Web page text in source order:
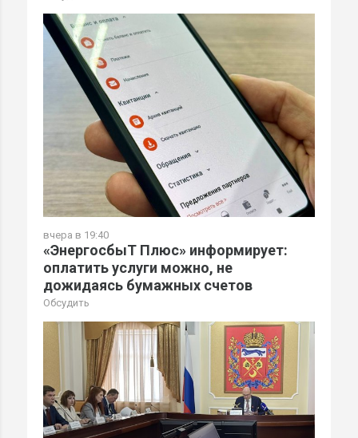
вчера в 19:40
«ЭнергосбыТ Плюс» информирует:
оплатить услуги можно, не
дожидаясь бумажных счетов
Обсудить